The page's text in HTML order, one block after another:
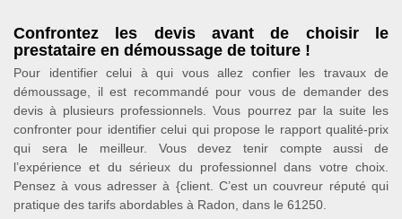
Confrontez les devis avant de choisir le
prestataire en démoussage de toiture !
Pour identifier celui à qui vous allez confier les travaux de
démoussage, il est recommandé pour vous de demander des
devis à plusieurs professionnels. Vous pourrez par la suite les
confronter pour identifier celui qui propose le rapport qualité-prix
qui sera le meilleur. Vous devez tenir compte aussi de
l’expérience et du sérieux du professionnel dans votre choix.
Pensez à vous adresser à {client. C’est un couvreur réputé qui
pratique des tarifs abordables à Radon, dans le 61250.